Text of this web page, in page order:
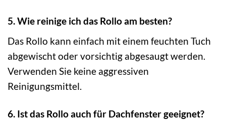
5. Wie reinige ich das Rollo am besten?
Das Rollo kann einfach mit einem feuchten Tuch
abgewischt oder vorsichtig abgesaugt werden.
Verwenden Sie keine aggressiven
Reinigungsmittel.
6. Ist das Rollo auch für Dachfenster geeignet?